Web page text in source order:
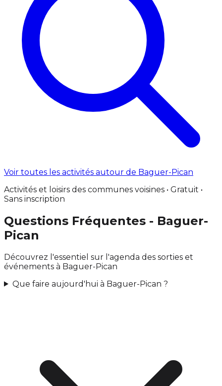
Voir toutes les activités autour de Baguer-Pican
Activités et loisirs des communes voisines • Gratuit •
Sans inscription
Questions Fréquentes - Baguer-
Pican
Découvrez l'essentiel sur l'agenda des sorties et
événements à Baguer-Pican
Que faire aujourd'hui à Baguer-Pican ?